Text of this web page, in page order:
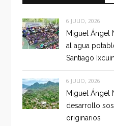
6 JULIO, 2026
Miguel Ángel
al agua
Santiago
6 JULIO, 2026
Miguel Ángel
desarrollo
originarios